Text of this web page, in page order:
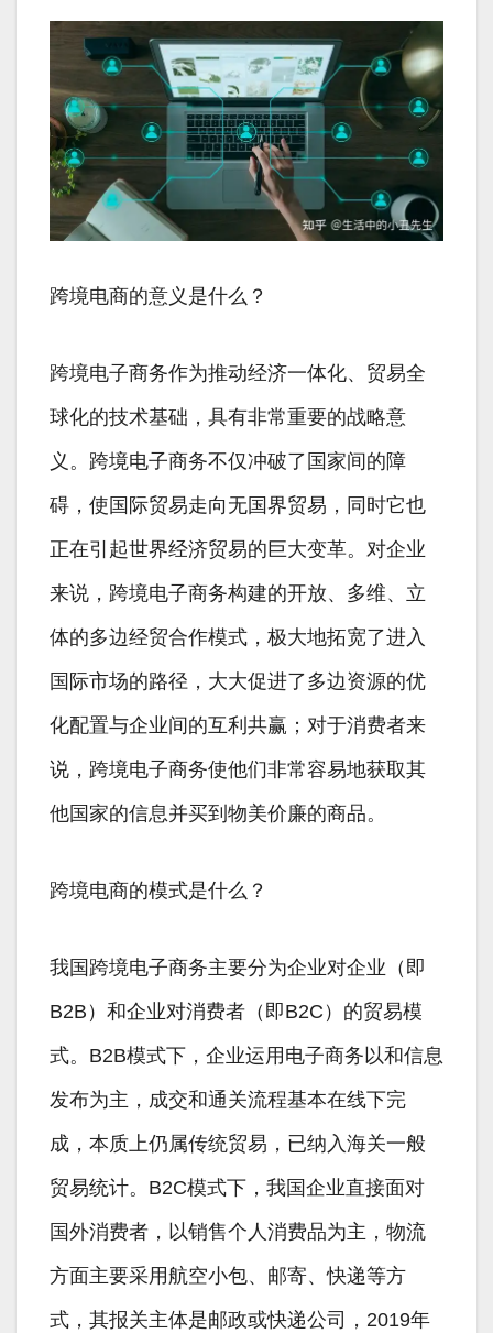
跨境电商的意义是什么？
跨境电子商务作为推动经济一体化、贸易全
球化的技术基础，具有非常重要的战略意
义。跨境电子商务不仅冲破了国家间的障
碍，使国际贸易走向无国界贸易，同时它也
正在引起世界经济贸易的巨大变革。对企业
来说，跨境电子商务构建的开放、多维、立
体的多边经贸合作模式，极大地拓宽了进入
国际市场的路径，大大促进了多边资源的优
化配置与企业间的互利共赢；对于消费者来
说，跨境电子商务使他们非常容易地获取其
他国家的信息并买到物美价廉的商品。
跨境电商的模式是什么？
我国跨境电子商务主要分为企业对企业（即
B2B）和企业对消费者（即B2C）的贸易模
式。B2B模式下，企业运用电子商务以和信息
发布为主，成交和通关流程基本在线下完
成，本质上仍属传统贸易，已纳入海关一般
贸易统计。B2C模式下，我国企业直接面对
国外消费者，以销售个人消费品为主，物流
方面主要采用航空小包、邮寄、快递等方
式，其报关主体是邮政或快递公司，2019年